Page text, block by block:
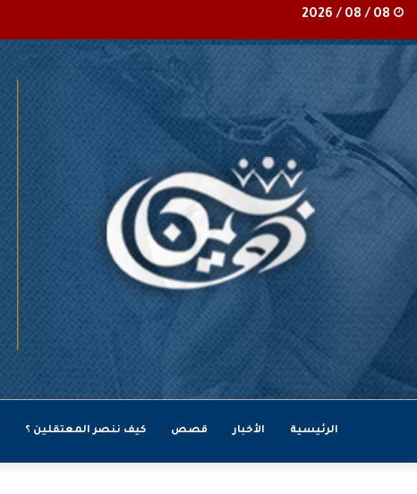
الرئيسية الأخبار قصص كيف ننصر المعتقلين ؟